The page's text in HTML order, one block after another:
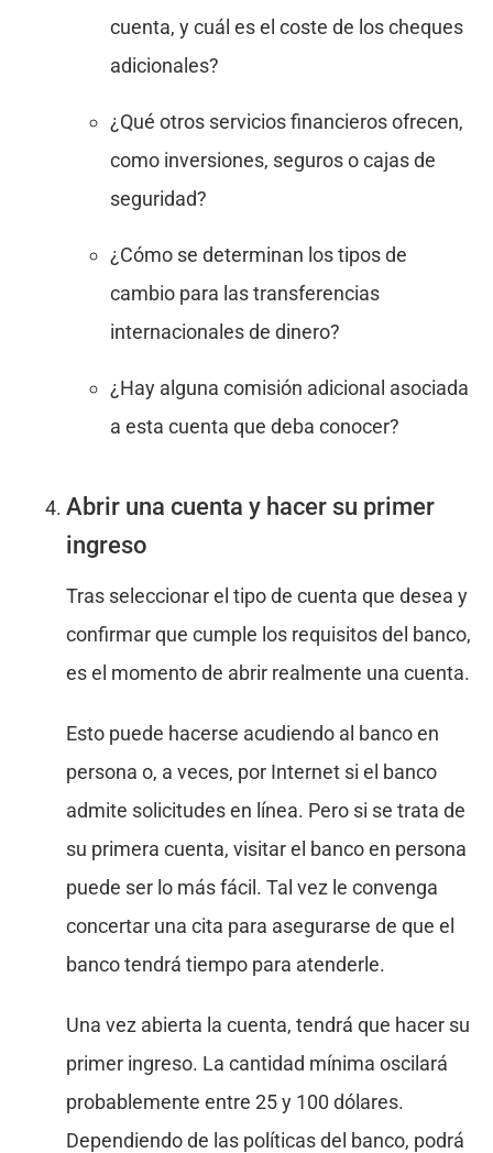
cuenta, y cuál es el coste de los cheques
adicionales?
¿Qué otros servicios financieros ofrecen,
como inversiones, seguros o cajas de
seguridad?
¿Cómo se determinan los tipos de
cambio para las transferencias
internacionales de dinero?
¿Hay alguna comisión adicional asociada
a esta cuenta que deba conocer?
Abrir una cuenta y hacer su primer
ingreso
Tras seleccionar el tipo de cuenta que desea y
confirmar que cumple los requisitos del banco,
es el momento de abrir realmente una cuenta.
Esto puede hacerse acudiendo al banco en
persona o, a veces, por Internet si el banco
admite solicitudes en línea. Pero si se trata de
su primera cuenta, visitar el banco en persona
puede ser lo más fácil. Tal vez le convenga
concertar una cita para asegurarse de que el
banco tendrá tiempo para atenderle.
Una vez abierta la cuenta, tendrá que hacer su
primer ingreso. La cantidad mínima oscilará
probablemente entre 25 y 100 dólares.
Dependiendo de las políticas del banco, podrá